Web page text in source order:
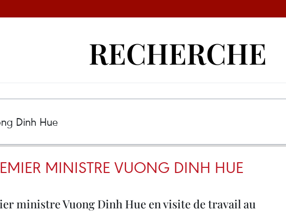
RECHERCHE
MINISTRE VUONG DINH HUE
ministre Vuong Dinh Hue en visite de travail au